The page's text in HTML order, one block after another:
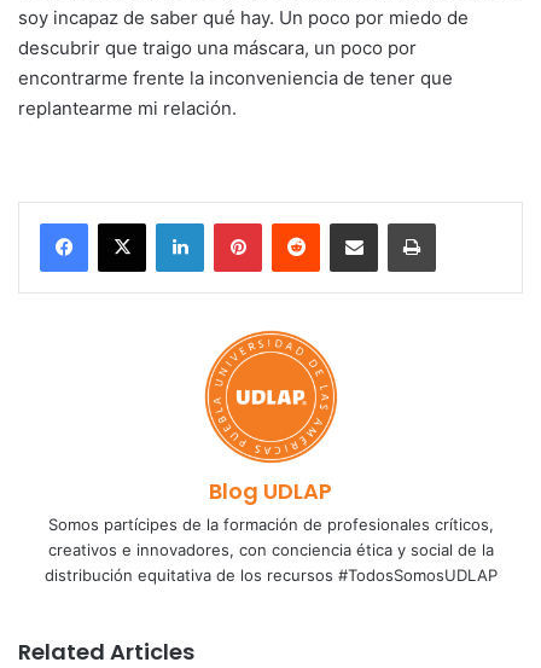
soy incapaz de saber qué hay. Un poco por miedo de
descubrir que traigo una máscara, un poco por
encontrarme frente la inconveniencia de tener que
replantearme mi relación.
LinkedInPinterestReddit Share via Email Print
Blog UDLAP
Somos partícipes de la formación de profesionales críticos,
creativos e innovadores, con conciencia ética y social de la
distribución equitativa de los recursos #TodosSomosUDLAP
Related Articles